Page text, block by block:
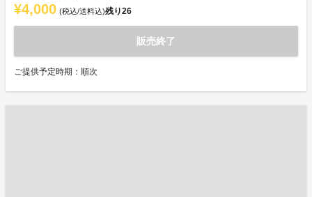
¥4,000 (税込/送料込)残り26
販売終了
ご提供予定時期：順次